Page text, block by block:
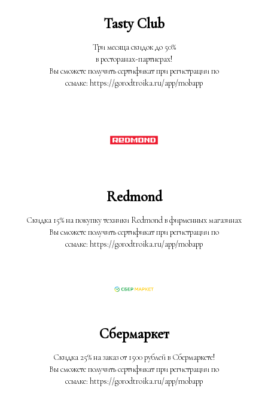
Tasty Club
Три месяца скидок до 50%
в ресторанах-партнерах!
Вы сможете получить сертификат при регистрации по
ссылке: https://gorodtroika.ru/app/mobapp
Redmond
Скидка 15% на покупку техники Redmond в фирменных магазинах
Вы сможете получить сертификат при регистрации по
ссылке: https://gorodtroika.ru/app/mobapp
Сбермаркет
Скидка 25% на заказ от 1500 рублей в Сбермаркете!
Вы сможете получить сертификат при регистрации по
ссылке: https://gorodtroika.ru/app/mobapp